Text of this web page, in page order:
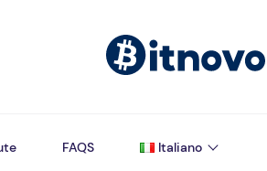
FAQS Italiano